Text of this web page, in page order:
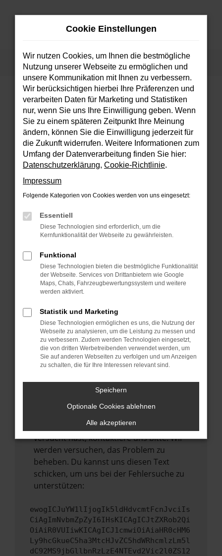
Zum
Startseite Fahrzeugsuche
FEHLER: NETWORK ERROR
Beim Laden ist ein Fehler aufgetreten.
Hier sind ein paar Tipps, die dir helfen können:
Überprüfe deine Firewall und deine
Internetverbindung.
Laden andere Webseiten, zum Beispiel
deine Suchmaschine?
Prüfe deine Browsererweiterungen.
Manche Erweiterungen, wie Werbeblocker,
können das Laden bestimmter Seiten
anderen Browser oder in einem privaten
Fenster?
Starte dein Gerät neu.
vorübergehende Probleme zu beheben.
Stelle sicher, dass dein Browser und dein
Betriebssystem auf dem neuesten Stand
sind.
Veraltete Software birgt nicht nur ein
führen, dass bestimmte Funktionen nicht
Wende dich an den Webseitenbetreiber.
Wenn du alle oben genannten Schritte
versucht hast, kontaktiere uns bitte. Wir
werden versuchen, das Problem zu
beheben. Du kannst uns diesen Text
schicken, um uns bei der Fehlersuche zu
unterstützen:
ewogICJuYW1lIjogIk5ldHdvcmtFcnJvciIs
CiAgImNvbmZpZyI6IHsKICAgICJtZXRob2Qi
OiAiR0VUIiwKICAgICJ1cmwiOiAiaHR0cHM6
Ly9hcGkueC5ha3MtcHJvZC5hdWRhcmlzLm5l
dC92MS9jbGllbnRzLzE4NTEvd2Vic2l0ZS12
Cookie Einstellungen
Wir nutzen Cookies, um Ihnen die bestmögliche
Nutzung unserer Webseite zu ermöglichen und
unsere Kommunikation mit Ihnen zu verbessern.
Wir berücksichtigen hierbei Ihre Präferenzen und
verarbeiten Daten für Marketing und Statistiken
nur, wenn Sie uns Ihre Einwilligung geben. Wenn
Sie zu einem späteren Zeitpunkt Ihre Meinung
ändern, können Sie die Einwilligung jederzeit für
die Zukunft widerrufen. Weitere Informationen zum
Umfang der Datenverarbeitung finden Sie hier:
Datenschutzerklärung, Cookie-Richtlinie.
Impressum
Folgende Kategorien von Cookies werden von uns eingesetzt:
Essentiell
Diese Technologien sind erforderlich, um die
Kernfunktionalität der Webseite zu gewährleisten.
Funktional
Diese Technologien bieten die bestmögliche Funktionalität
der Webseite. Services von Drittanbietern wie Google
Maps, Chats, Fahrzeugbewertungssystem und weitere
werden aktiviert.
Statistik und Marketing
Diese Technologien ermöglichen es uns, die Nutzung der
Webseite zu analysieren, um die Leistung zu messen und
zu verbessern. Zudem werden Technologien eingesetzt,
die von dritten Werbetreibenden verwendet werden, um
Sie auf anderen Webseiten zu verfolgen und um Anzeigen
zu schalten, die für Ihre Interessen relevant sind.
Speichern
Optionale Cookies ablehnen
Alle akzeptieren